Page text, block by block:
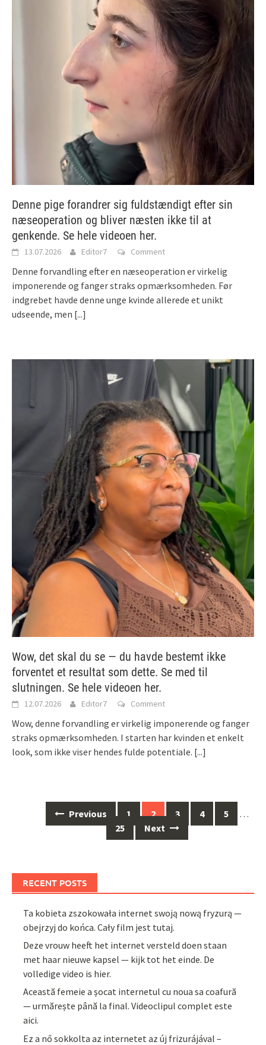
Denne pige forandrer sig fuldstændigt efter sin
næseoperation og bliver næsten ikke til at
genkende. Se hele videoen her.
13.07.2026 Editor7 Comment
Denne forvandling efter en næseoperation er virkelig
imponerende og fanger straks opmærksomheden. Før
indgrebet havde denne unge kvinde allerede et unikt
udseende, men [...]
Wow, det skal du se — du havde bestemt ikke
forventet et resultat som dette. Se med til
slutningen. Se hele videoen her.
12.07.2026 Editor7 Comment
Wow, denne forvandling er virkelig imponerende og fanger
straks opmærksomheden. I starten har kvinden et enkelt
look, som ikke viser hendes fulde potentiale. [...]
navigation
Previous 1 2 3 4 5
…
25
Next
RECENT POSTS
Ta kobieta zszokowała internet swoją nową fryzurą —
obejrzyj do końca. Cały film jest tutaj.
Deze vrouw heeft het internet versteld doen staan
met haar nieuwe kapsel — kijk tot het einde. De
volledige video is hier.
Această femeie a șocat internetul cu noua sa coafură
— urmărește până la final. Videoclipul complet este
aici.
Ez a nő sokkolta az internetet az új frizurájával –